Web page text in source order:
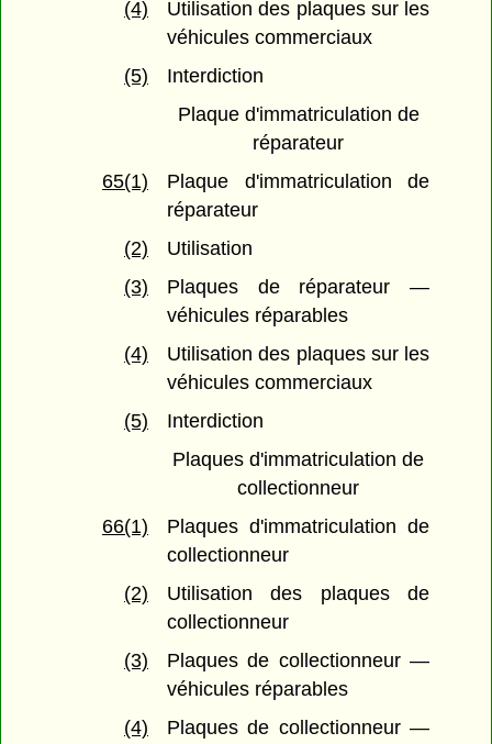
(4)
Utilisation des plaques sur les
véhicules commerciaux
(5)
Interdiction
Plaque d'immatriculation de
réparateur
65(1)
Plaque d'immatriculation de
réparateur
(2)
Utilisation
(3)
Plaques de réparateur —
véhicules réparables
(4)
Utilisation des plaques sur les
véhicules commerciaux
(5)
Interdiction
Plaques d'immatriculation de
collectionneur
66(1)
Plaques d'immatriculation de
collectionneur
(2)
Utilisation des plaques de
collectionneur
(3)
Plaques de collectionneur —
véhicules réparables
(4)
Plaques de collectionneur —